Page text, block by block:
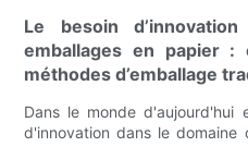
Le besoin
emballages en papier
méthodes d’emballage
Dans le monde d'aujourd'hui
d'innovation dans le